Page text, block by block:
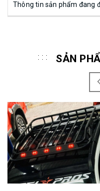
Thông tin sản phẩm đang
SẢN